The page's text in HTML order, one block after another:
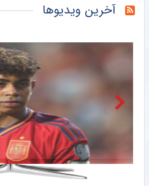
شکار گاندوها در نصف جهان/ دربی
مسی به عروسی رونالدو دعوت نشد؛
خبرورزشی میراث رامین رضاییان برای ستاره
ویدیو| خسته نباشید تارتار و
آخرین ویدیوها